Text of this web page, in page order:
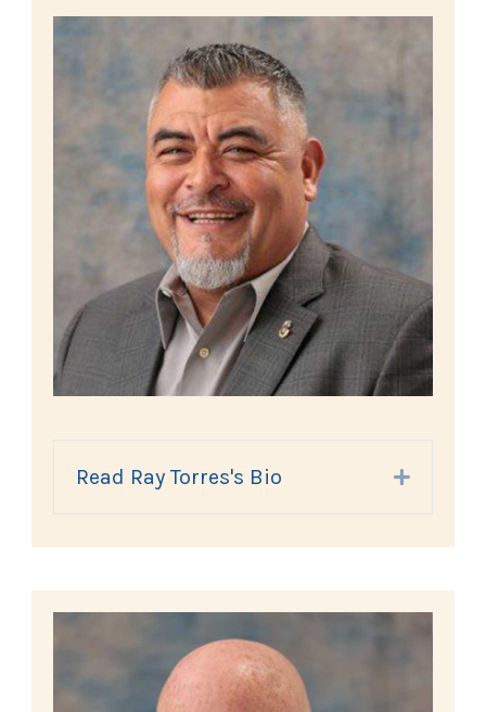
Read Ray Torres's Bio Expand